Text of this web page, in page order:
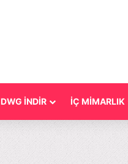
DWG İNDİR İÇ MİMARLIK